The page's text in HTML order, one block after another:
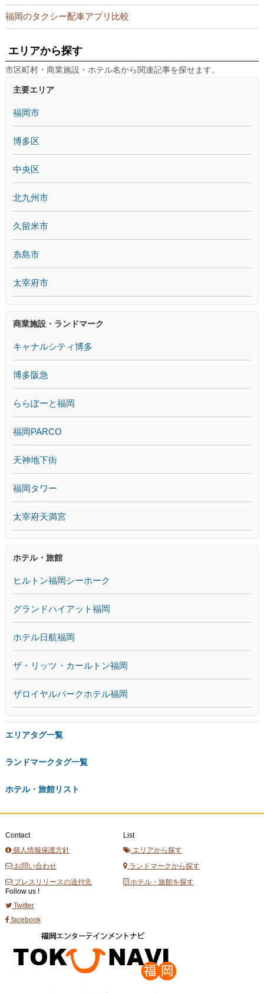
福岡のタクシー配車アプリ比較
エリアから探す
市区町村・商業施設・ホテル名から関連記事を探せます。
主要エリア
福岡市
博多区
中央区
北九州市
久留米市
糸島市
太宰府市
商業施設・ランドマーク
キャナルシティ博多
博多阪急
ららぽーと福岡
福岡PARCO
天神地下街
福岡タワー
太宰府天満宮
ホテル・旅館
ヒルトン福岡シーホーク
グランドハイアット福岡
ホテル日航福岡
ザ・リッツ・カールトン福岡
ザロイヤルパークホテル福岡
エリアタグ一覧
ランドマークタグ一覧
ホテル・旅館リスト
Contact
個人情報保護方針
お問い合わせ
プレスリリースの送付先
List
エリアから探す
ランドマークから探す
ホテル・旅館を探す
Follow us !
Twitter
facebook